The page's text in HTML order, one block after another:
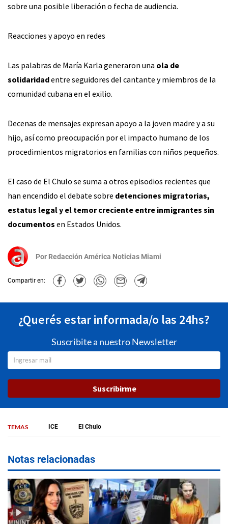
sobre una posible liberación o fecha de audiencia.
Reacciones y apoyo en redes
Las palabras de María Karla generaron una ola de
solidaridadentre seguidores del cantante y miembros de la
comunidad cubana en el exilio.
Decenas de mensajes expresan apoyo a la joven madre y a su
hijo, así como preocupación por el impacto humano de los
procedimientos migratorios en familias con niños pequeños.
El caso de El Chulo se suma a otros episodios recientes que
han encendido el debate sobre detenciones migratorias,
estatus legal y el temor creciente entre inmigrantes sin
documentos en Estados Unidos.
Por Redacción América Noticias Miami
Compartir en:
¿Querés estar informada/o las 24hs?
Suscribite a nuestro Newsletter
Suscribirme
TEMAS ICE El Chulo
Notas relacionadas